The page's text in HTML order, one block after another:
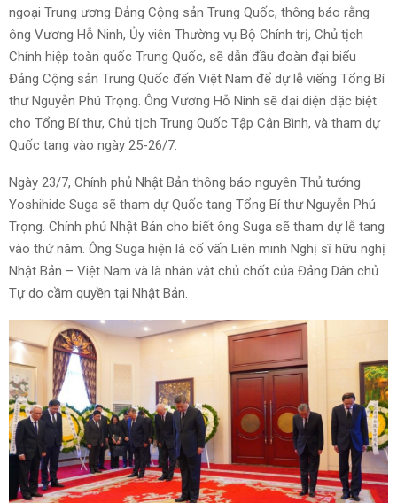
ngoại Trung ương Đảng Cộng sản Trung Quốc, thông báo rằng
ông Vương Hỗ Ninh, Ủy viên Thường vụ Bộ Chính trị, Chủ tịch
Chính hiệp toàn quốc Trung Quốc, sẽ dẫn đầu đoàn đại biểu
Đảng Cộng sản Trung Quốc đến Việt Nam để dự lễ viếng Tổng Bí
thư Nguyễn Phú Trọng. Ông Vương Hỗ Ninh sẽ đại diện đặc biệt
cho Tổng Bí thư, Chủ tịch Trung Quốc Tập Cận Bình, và tham dự
Quốc tang vào ngày 25-26/7.
Ngày 23/7, Chính phủ Nhật Bản thông báo nguyên Thủ tướng
Yoshihide Suga sẽ tham dự Quốc tang Tổng Bí thư Nguyễn Phú
Trọng. Chính phủ Nhật Bản cho biết ông Suga sẽ tham dự lễ tang
vào thứ năm. Ông Suga hiện là cố vấn Liên minh Nghị sĩ hữu nghị
Nhật Bản – Việt Nam và là nhân vật chủ chốt của Đảng Dân chủ
Tự do cầm quyền tại Nhật Bản.